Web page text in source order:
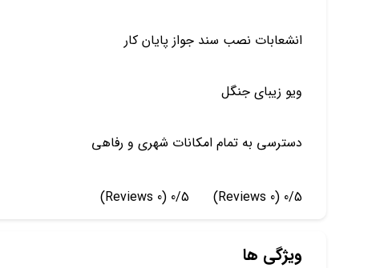
انشعابات نصب سند جواز پایان کار
ویو زیبای جنگل
دسترسی به تمام امکانات شهری و رفاهی
0/5
(0 Reviews)
0/5
(0 Reviews)
ویژگی ها